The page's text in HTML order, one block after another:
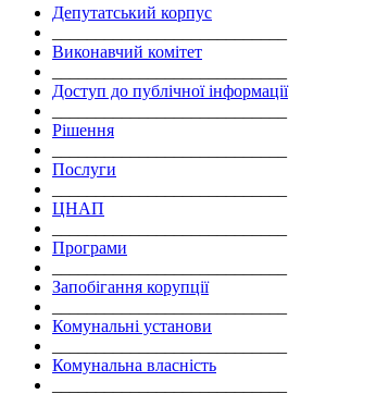
Депутатський корпус
Виконавчий комітет
Доступ до публічної інформації
Рішення
Послуги
ЦНАП
Програми
Запобігання корупції
Комунальні установи
Комунальна власність